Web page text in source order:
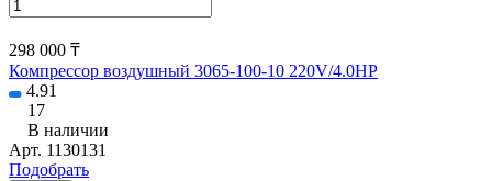
298 000 ₸
Компрессор воздушный 3065-100-10 220V/4.0HP
4.91
17
В наличии
Арт. 1130131
Подобрать